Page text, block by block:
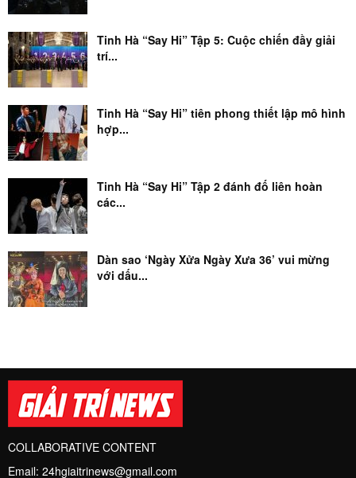
Tinh Hà “Say Hi” Tập 5: Cuộc chiến đầy giải
trí...
Tinh Hà “Say Hi” tiên phong thiết lập mô hình
hợp...
Tinh Hà “Say Hi” Tập 2 đánh đố liên hoàn
các...
Dàn sao ‘Ngày Xửa Ngày Xưa 36’ vui mừng
với dấu...
COLLABORATIVE CONTENT
Email: 24hgiaitrinews@gmail.com